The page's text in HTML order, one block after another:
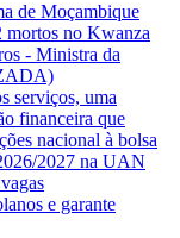
de Moçambique
mortos no Kwanza
- Ministra da
serviços, uma
financeira que
nacional à bolsa
2027 na UAN
e garante